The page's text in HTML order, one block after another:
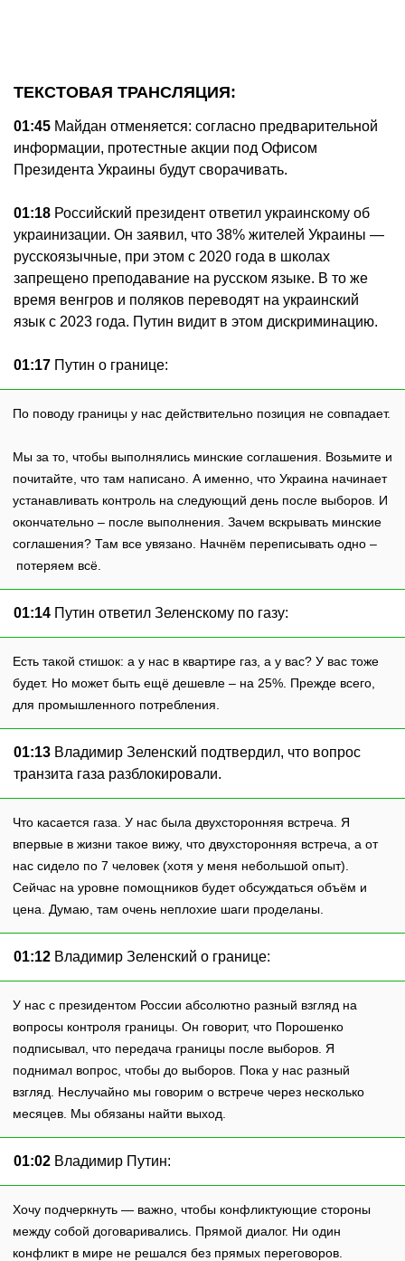
ТЕКСТОВАЯ ТРАНСЛЯЦИЯ:
01:45 Майдан отменяется: согласно предварительной
информации, протестные акции под Офисом
Президента Украины будут сворачивать.
01:18 Российский президент ответил украинскому об
украинизации. Он заявил, что 38% жителей Украины —
русскоязычные, при этом с 2020 года в школах
запрещено преподавание на русском языке. В то же
время венгров и поляков переводят на украинский
язык с 2023 года. Путин видит в этом дискриминацию.
01:17 Путин о границе:
По поводу границы у нас действительно позиция не совпадает.
Мы за то, чтобы выполнялись минские соглашения. Возьмите и
почитайте, что там написано. А именно, что Украина начинает
устанавливать контроль на следующий день после выборов. И
окончательно – после выполнения. Зачем вскрывать минские
соглашения? Там все увязано. Начнём переписывать одно –
потеряем всё.
01:14 Путин ответил Зеленскому по газу:
Есть такой стишок: а у нас в квартире газ, а у вас? У вас тоже
будет. Но может быть ещё дешевле – на 25%. Прежде всего,
для промышленного потребления.
01:13 Владимир Зеленский подтвердил, что вопрос
транзита газа разблокировали.
Что касается газа. У нас была двухсторонняя встреча. Я
впервые в жизни такое вижу, что двухсторонняя встреча, а от
нас сидело по 7 человек (хотя у меня небольшой опыт).
Сейчас на уровне помощников будет обсуждаться объём и
цена. Думаю, там очень неплохие шаги проделаны.
01:12 Владимир Зеленский о границе:
У нас с президентом России абсолютно разный взгляд на
вопросы контроля границы. Он говорит, что Порошенко
подписывал, что передача границы после выборов. Я
поднимал вопрос, чтобы до выборов. Пока у нас разный
взгляд. Неслучайно мы говорим о встрече через несколько
месяцев. Мы обязаны найти выход.
01:02 Владимир Путин:
Хочу подчеркнуть — важно, чтобы конфликтующие стороны
между собой договаривались. Прямой диалог. Ни один
конфликт в мире не решался без прямых переговоров.